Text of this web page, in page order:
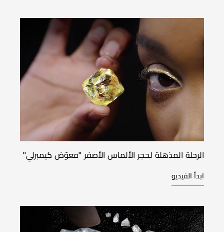
الرحلة المذهلة لحجر الألماس الأصفر ''معوّض كيمبرلي''
ابدأ الفيديو